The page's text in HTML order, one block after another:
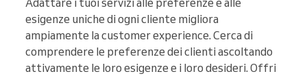
Adattare i tuoi servizi alle preferenze e alle
esigenze uniche di ogni cliente migliora
ampiamente la customer experience. Cerca di
comprendere le preferenze dei clienti ascoltando
attivamente le loro esigenze e i loro desideri. Offri